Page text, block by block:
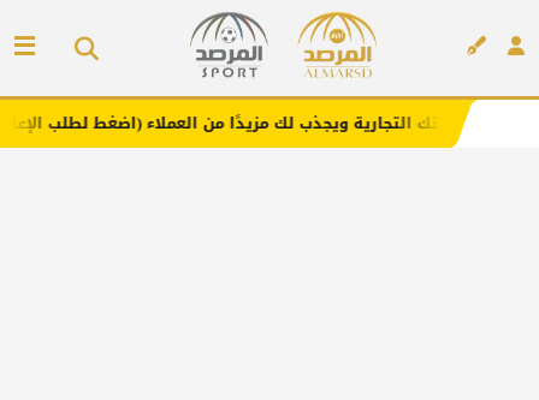
ويجذب لك مزيدًا من العملاء (اضغط لطلب الإعلان)